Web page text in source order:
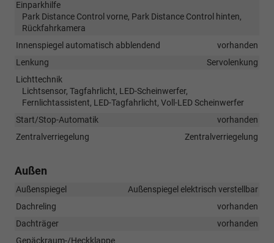
Einparkhilfe
Park Distance Control vorne, Park Distance Control hinten,
Rückfahrkamera
Innenspiegel automatisch abblendend
vorhanden
Lenkung
Servolenkung
Lichttechnik
Lichtsensor, Tagfahrlicht, LED-Scheinwerfer,
Fernlichtassistent, LED-Tagfahrlicht, Voll-LED Scheinwerfer
Start/Stop-Automatik
vorhanden
Zentralverriegelung
Zentralverriegelung
Außen
Außenspiegel
Außenspiegel elektrisch verstellbar
Dachreling
vorhanden
Dachträger
vorhanden
Gepäckraum-/Heckklappe